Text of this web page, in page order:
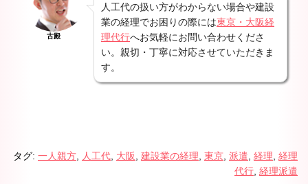
古殿
人工代の扱い方がわからない場合や建設
業の経理でお困りの際には東京・大阪経
理代行へお気軽にお問い合わせくださ
い。親切・丁寧に対応させていただきま
す。
タグ: 一人親方 人工代 大阪 建設業の経理 東京 派遣 経理 経理
代行 経理派遣